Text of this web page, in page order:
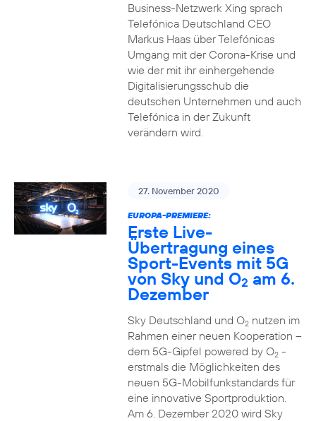
Business-Netzwerk Xing sprach
Telefónica Deutschland CEO
Markus Haas über Telefónicas
Umgang mit der Corona-Krise und
wie der mit ihr einhergehende
Digitalisierungsschub die
deutschen Unternehmen und auch
Telefónica in der Zukunft
verändern wird.
27. November 2020
EUROPA-PREMIERE:
Erste Live-
Übertragung eines
Sport-Events mit 5G
von Sky und O2 am 6.
Dezember
Sky Deutschland und O2nutzen im
Rahmen einer neuen Kooperation –
dem 5G-Gipfel powered by O2-
erstmals die Möglichkeiten des
neuen 5G-Mobilfunkstandards für
eine innovative Sportproduktion.
Am 6. Dezember 2020 wird Sky